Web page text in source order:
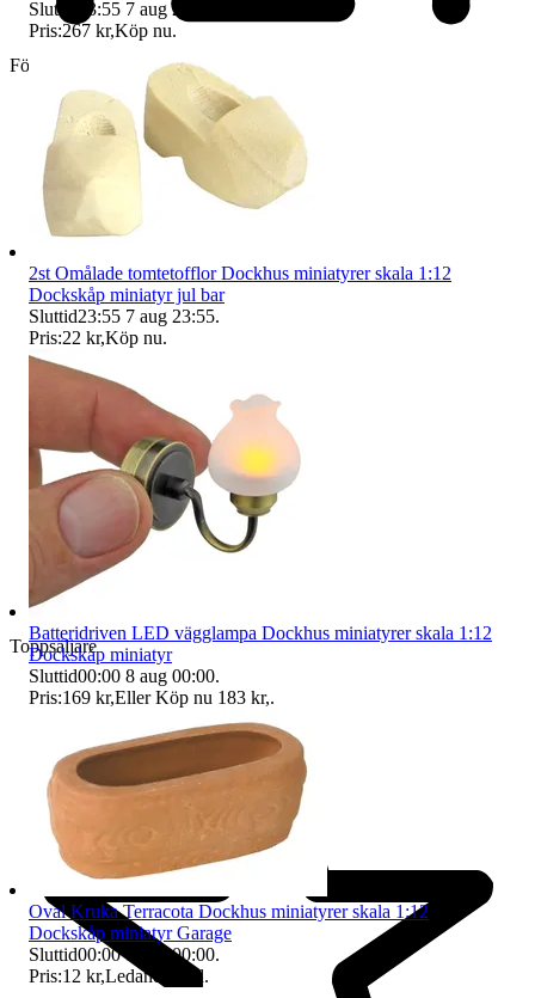
Företag
Toppsäljare
Sluttid 23:55 7 aug 23:55
Pris:267 kr,Köp nu.
2st Omålade tomtetofflor Dockhus miniatyrer skala 1:12
Dockskåp miniatyr jul bar
Sluttid23:55 7 aug 23:55.
Pris:22 kr,Köp nu.
Batteridriven LED vägglampa Dockhus miniatyrer skala 1:12
Dockskåp miniatyr
Sluttid00:00 8 aug 00:00.
Pris:169 kr,Eller Köp nu 183 kr,.
Oval Kruka Terracota Dockhus miniatyrer skala 1:12
Dockskåp miniatyr Garage
Sluttid00:00 8 aug 00:00.
Pris:12 kr,Ledande bud.